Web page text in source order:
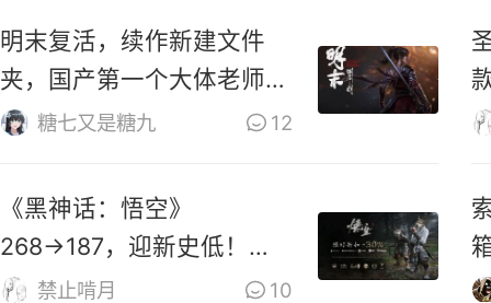
明末复活，续作新建文件
夹，国产第一个大体老师杀
穿地狱！
糖七又是糖九 12
《黑神话：悟空》
268→187，迎新史低！玩
家：卖1000都不贵
禁止啃月 10